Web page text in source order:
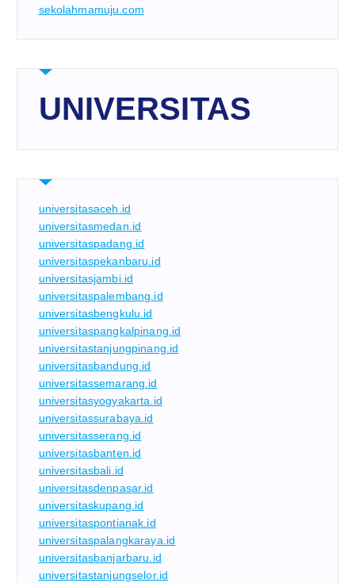
sekolahmamuju.com
UNIVERSITAS
universitasaceh.id
universitasmedan.id
universitaspadang.id
universitaspekanbaru.id
universitasjambi.id
universitaspalembang.id
universitasbengkulu.id
universitaspangkalpinang.id
universitastanjungpinang.id
universitasbandung.id
universitassemarang.id
universitasyogyakarta.id
universitassurabaya.id
universitasserang.id
universitasbanten.id
universitasbali.id
universitasdenpasar.id
universitaskupang.id
universitaspontianak.id
universitaspalangkaraya.id
universitasbanjarbaru.id
universitastanjungselor.id